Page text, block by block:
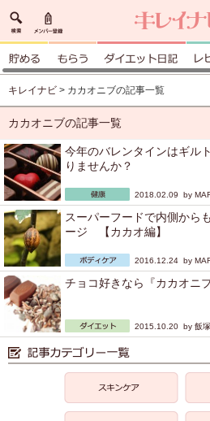
キレイナビ > カカオニブの記事一覧
カカオニブの記事一覧
今年のバレンタインはギル
りませんか？
2018.02.09 by
スーパーフードで内側から
ージ 【カカオ編】
2016.12.24 by
チョコ好きなら『カカオニ
2015.10.20 by 飯